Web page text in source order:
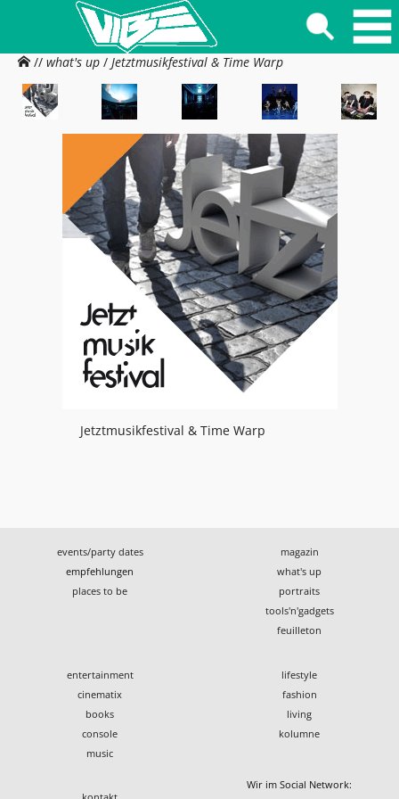
// what's up / Jetztmusikfestival & Time Warp
Jetztmusikfestival & Time Warp
events/party dates
empfehlungen
places to be
magazin
what's up
portraits
tools'n'gadgets
feuilleton
entertainment
cinematix
books
console
music
lifestyle
fashion
living
kolumne
Wir im Social Network: